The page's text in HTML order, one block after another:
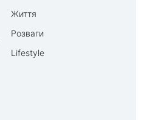
Життя
Розваги
Lifestyle